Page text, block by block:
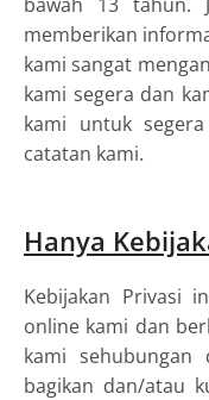
memberikan
kami sangat
kami segera dan
kami untuk
catatan kami.
Hanya
Kebijakan Privasi
online kami dan
kami sehubungan
bagikan dan/atau